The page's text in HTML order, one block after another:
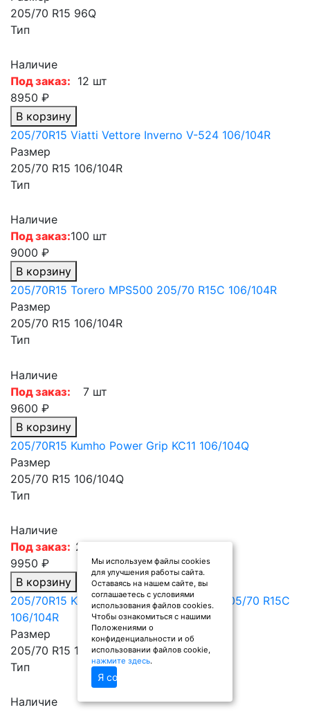
205/70 R15 96Q
Тип
Наличие
Под заказ: 12 шт
8950 ₽
В корзину
205/70R15 Viatti Vettore Inverno V-524 106/104R
Размер
205/70 R15 106/104R
Тип
Наличие
Под заказ:100 шт
9000 ₽
В корзину
205/70R15 Torero MPS500 205/70 R15C 106/104R
Размер
205/70 R15 106/104R
Тип
Наличие
Под заказ:
7 шт
9600 ₽
В корзину
205/70R15 Kumho Power Grip KC11 106/104Q
Размер
205/70 R15 106/104Q
Тип
Наличие
Под заказ: 20 шт
9950 ₽
В корзину
205/70R15 Kumho Winter Portran CW11 205/70 R15C
106/104R
Размер
205/70 R15 106/104R
Тип
Наличие
Мы используем файлы cookies
для улучшения работы сайта.
Оставаясь на нашем сайте, вы
соглашаетесь с условиями
использования файлов cookies.
Чтобы ознакомиться с нашими
Положениями о
конфиденциальности и об
использовании файлов cookie,
нажмите здесь.
Я согласен